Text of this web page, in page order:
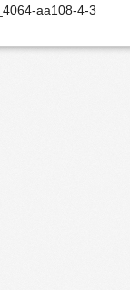
aa108-4-3